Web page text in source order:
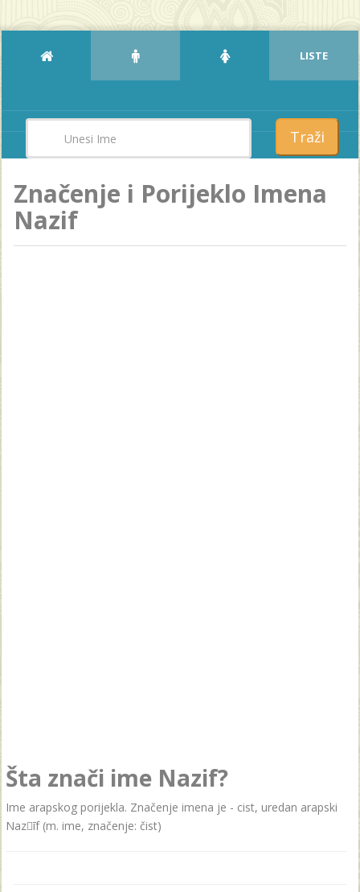
LISTE
Traži
Značenje i Porijeklo Imena
Nazif
Šta znači ime Nazif?
Ime arapskog porijekla. Značenje imena je - cist, uredan arapski
Nazīf (m. ime, značenje: čist)